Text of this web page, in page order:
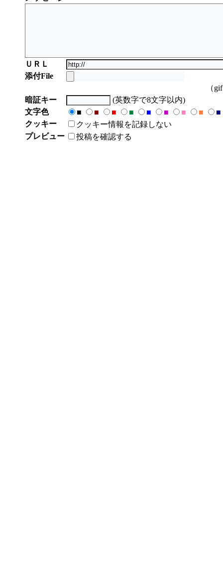
ＵＲＬ
添付File
（
暗証キー
(英数字で8文字以内)
文字色
■ ■ ■ ■ ■ ■ ■ ■
■
クッキー
クッキー情報を記録しない
プレビュー
投稿を確認する